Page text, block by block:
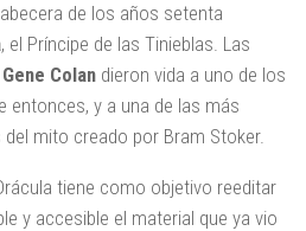
de los años setenta
, el Príncipe de las Tinieblas. Las
Gene Colan dieron vida a uno de los
entonces, y a una de las más
mito creado por Bram Stoker.
tiene como objetivo reeditar
y accesible el material que ya vio